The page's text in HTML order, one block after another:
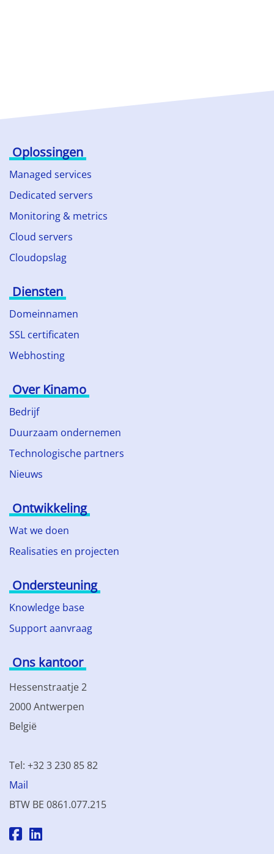
Oplossingen
Managed services
Dedicated servers
Monitoring & metrics
Cloud servers
Cloudopslag
Diensten
Domeinnamen
SSL certificaten
Webhosting
Over Kinamo
Bedrijf
Duurzaam ondernemen
Technologische partners
Nieuws
Ontwikkeling
Wat we doen
Realisaties en projecten
Ondersteuning
Knowledge base
Support aanvraag
Ons kantoor
Hessenstraatje 2
2000 Antwerpen
België
Tel: +32 3 230 85 82
Mail
BTW BE 0861.077.215